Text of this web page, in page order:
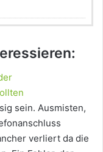
sein. Ausmisten,
verliert da die